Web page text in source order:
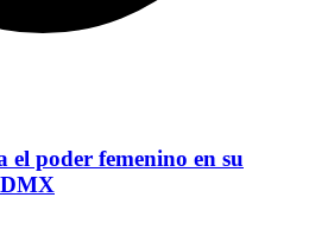
el poder femenino en su